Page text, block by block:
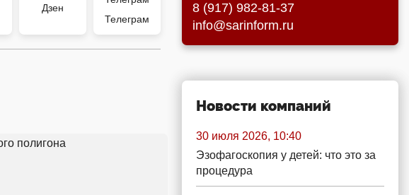
Дзен
Телеграм
8 (917) 982-81-37
info@sarinform.ru
Новости компаний
30 июля 2026, 10:40
Эзофагоскопия у детей: что это за
процедура